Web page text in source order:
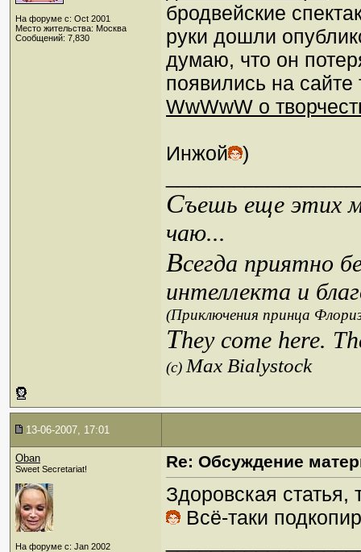
На форуме с: Oct 2001
Место жительства: Москва
Сообщений: 7,830
бродвейские
руки дошли
думаю, что он
появились на
WwWwW о
Инжой
)
Съешь еще этих
чаю...
Всегда приятно
интеллекта и
(Приключения принца
They come here.
(c)Max Bialystock
13-06-2007, 17:01
Oban
Sweet Secretariat!
На форуме с: Jan 2002
Re: Обсуждение
Здоровская
Всё-таки